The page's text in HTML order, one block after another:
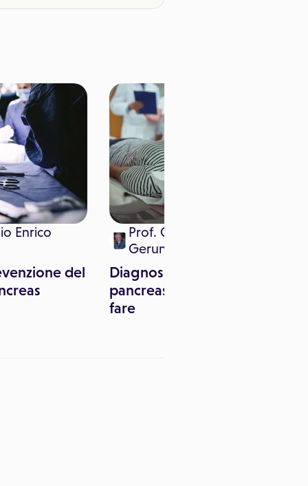
Enrico
del
Prof. Giorgio Enrico
Gerunda
Diagnosi di tumore al
pancreas: gli esami da
fare